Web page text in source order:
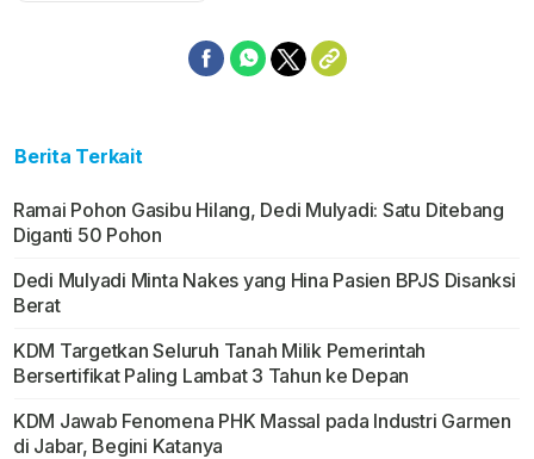
Berita Terkait
Ramai Pohon Gasibu Hilang, Dedi Mulyadi: Satu Ditebang
Diganti 50 Pohon
Dedi Mulyadi Minta Nakes yang Hina Pasien BPJS Disanksi
Berat
KDM Targetkan Seluruh Tanah Milik Pemerintah
Bersertifikat Paling Lambat 3 Tahun ke Depan
KDM Jawab Fenomena PHK Massal pada Industri Garmen
di Jabar, Begini Katanya